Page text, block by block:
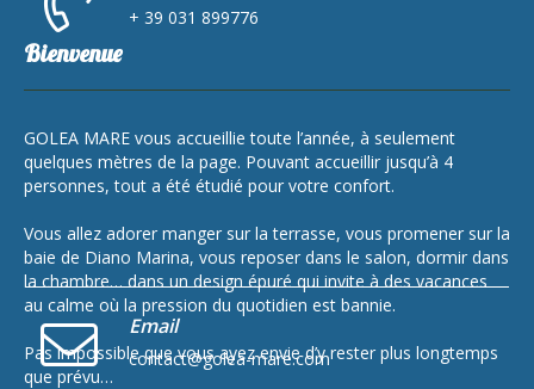
+ 39 031 899776
Email
contact@golea-mare.com
Bienvenue
GOLEA MARE vous accueillie toute l’année, à seulement
quelques mètres de la page. Pouvant accueillir jusqu’à 4
personnes, tout a été étudié pour votre confort.
Vous allez adorer manger sur la terrasse, vous promener sur la
baie de Diano Marina, vous reposer dans le salon, dormir dans
la chambre… dans un design épuré qui invite à des vacances
au calme où la pression du quotidien est bannie.
Pas impossible que vous ayez envie d’y rester plus longtemps
que prévu…